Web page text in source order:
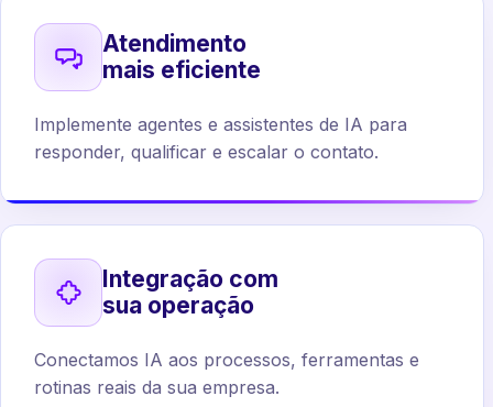
Atendimento
mais eficiente
Implemente agentes e assistentes de IA para
responder, qualificar e escalar o contato.
Integração com
sua operação
Conectamos IA aos processos, ferramentas e
rotinas reais da sua empresa.